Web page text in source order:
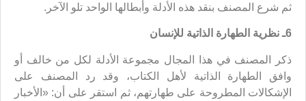
ثم شرع المصنف بنقد هذه الأدلة وأبطالها الواحد تلو الآخر.
6ـ نظرية الطهارة الذاتية للإنسان
ذكر المصنف في هذا المجال مجموعة الأدلة لكل من خالف أو
وافق الطهارة الذاتية لأهل الكتاب، وقد رد المصنف على
الإشكالات المطروحة على طهارتهم، ثم استقر على أن: «الأخبار